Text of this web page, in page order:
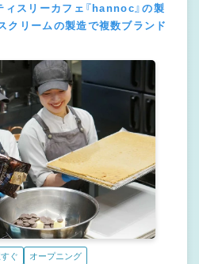
ィスリーカフェ『hannoc』の製
クリームの製造で複数ブランド
ぐ オープニング